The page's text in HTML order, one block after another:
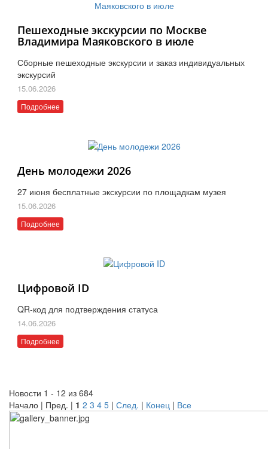
Пешеходные экскурсии по Москве
Владимира Маяковского в июле
Сборные пешеходные экскурсии и заказ индивидуальных
экскурсий
15.06.2026
Подробнее
День молодежи 2026
27 июня бесплатные экскурсии по площадкам музея
15.06.2026
Подробнее
Цифровой ID
QR-код для подтверждения статуса
14.06.2026
Подробнее
Новости 1 - 12 из 684
Начало | Пред. | 1 2 3 4 5 | След. | Конец | Все